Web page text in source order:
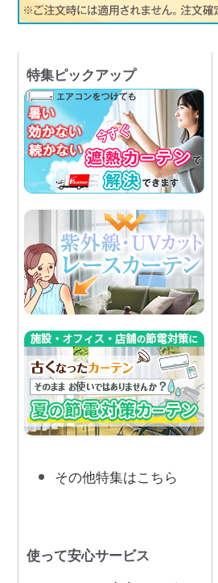
特集ピックアップ
その他特集はこちら
使って安心サービス